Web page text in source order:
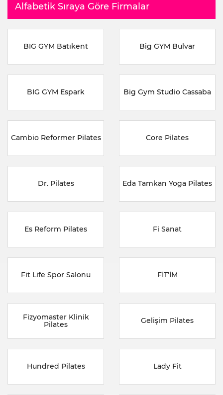
Alfabetik Sıraya Göre Firmalar
BIG GYM Batıkent Big GYM Bulvar
BIG GYM Espark Big Gym Studio Cassaba
Cambio Reformer Pilates Core Pilates
Dr. Pilates Eda Tamkan Yoga Pilates
Es Reform Pilates Fi Sanat
Fit Life Spor Salonu FİT’İM
Fizyomaster Klinik
Pilates
Gelişim Pilates
Hundred Pilates Lady Fit